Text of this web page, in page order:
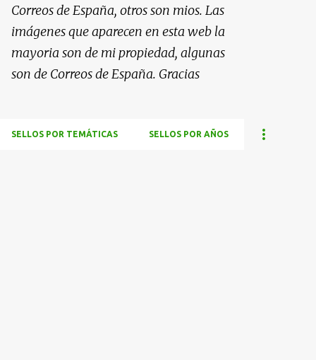
Correos de España, otros son mios. Las
imágenes que aparecen en esta web la
mayoria son de mi propiedad, algunas
son de Correos de España. Gracias
SELLOS POR TEMÁTICAS SELLOS POR AÑOS